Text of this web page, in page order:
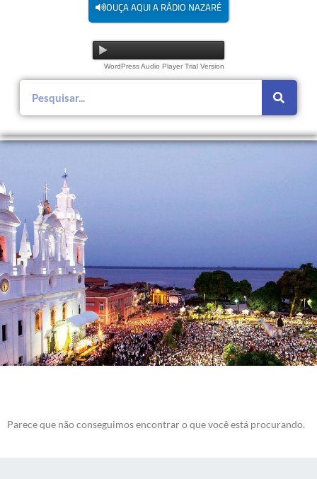
OUÇA AQUI A RÁDIO NAZARÉ
WordPress Audio Player Trial Version
Parece que não conseguimos encontrar o que você está procurando.